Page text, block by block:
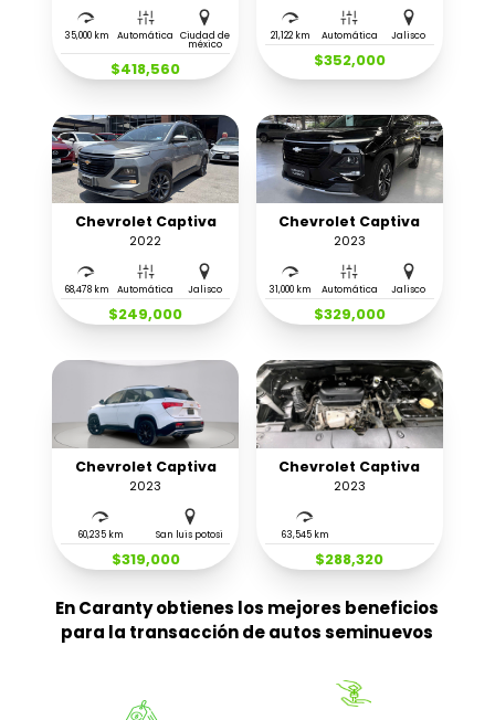
35,000 km Automática Ciudad de
méxico
$418,560
21,122 km Automática Jalisco
$352,000
Chevrolet Captiva
2022
68,478 km Automática Jalisco
$249,000
Chevrolet Captiva
2023
31,000 km Automática Jalisco
$329,000
Chevrolet Captiva
2023
60,235 km San luis potosi
$319,000
Chevrolet Captiva
2023
63,545 km
$288,320
En Caranty obtienes los mejores beneficios
para la transacción de autos seminuevos